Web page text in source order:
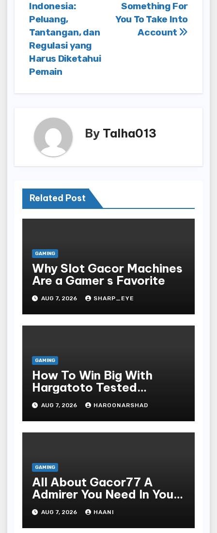
Something For
You To Take Into
Account
Indonesia:
Peluang,
Tantangan, dan
Regulasi yang
Harus Diketahui
Pemain
By Talha013
Related Post
GAMING
Why Slot Gacor Machines
Are a Gamer s Favorite
AUG 7, 2026 SHARP_EYE
GAMING
How To Win Big With
Hargatoto Tested
Strategies For Beginners
AUG 7, 2026 HAROONARSHAD
GAMING
All About Gacor77 A
Admirer You Need In Your
Corner
AUG 7, 2026 HAANI